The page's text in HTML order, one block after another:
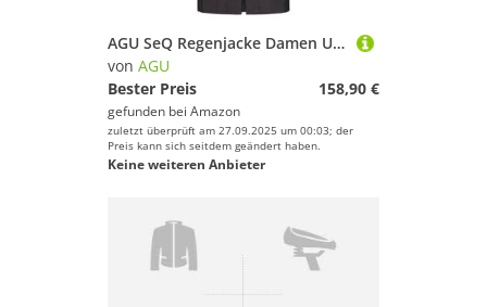
AGU SeQ Regenjacke Damen Urban Outdoor, Regenmantel Damen Wasserdicht mit Kapuze, Übergangsjacke Damen Atmungsaktiv - Schwarz - S
von AGU
Bester Preis
158,90 €
gefunden bei Amazon
zuletzt überprüft am 27.09.2025 um 00:03; der
Preis kann sich seitdem geändert haben.
Keine weiteren Anbieter